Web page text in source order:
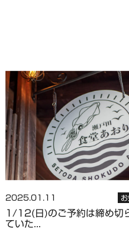
2025.01.11
1/12(日)のご予約は締め切
ていた...